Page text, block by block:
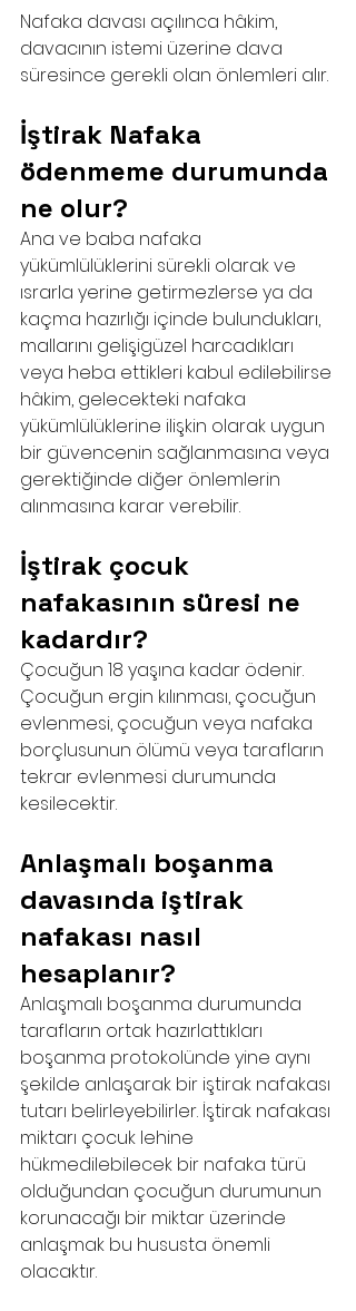
Nafaka davası açılınca hâkim,
davacının istemi üzerine dava
süresince gerekli olan önlemleri alır.
İştirak Nafaka
ödenmeme durumunda
ne olur?
Ana ve baba nafaka
yükümlülüklerini sürekli olarak ve
ısrarla yerine getirmezlerse ya da
kaçma hazırlığı içinde bulundukları,
mallarını gelişigüzel harcadıkları
veya heba ettikleri kabul edilebilirse
hâkim, gelecekteki nafaka
yükümlülüklerine ilişkin olarak uygun
bir güvencenin sağlanmasına veya
gerektiğinde diğer önlemlerin
alınmasına karar verebilir.
İştirak çocuk
nafakasının süresi ne
kadardır?
Çocuğun 18 yaşına kadar ödenir.
Çocuğun ergin kılınması, çocuğun
evlenmesi, çocuğun veya nafaka
borçlusunun ölümü veya tarafların
tekrar evlenmesi durumunda
kesilecektir.
Anlaşmalı boşanma
davasında iştirak
nafakası nasıl
hesaplanır?
Anlaşmalı boşanma durumunda
tarafların ortak hazırlattıkları
boşanma protokolünde yine aynı
şekilde anlaşarak bir iştirak nafakası
tutarı belirleyebilirler. İştirak nafakası
miktarı çocuk lehine
hükmedilebilecek bir nafaka türü
olduğundan çocuğun durumunun
korunacağı bir miktar üzerinde
anlaşmak bu hususta önemli
olacaktır.